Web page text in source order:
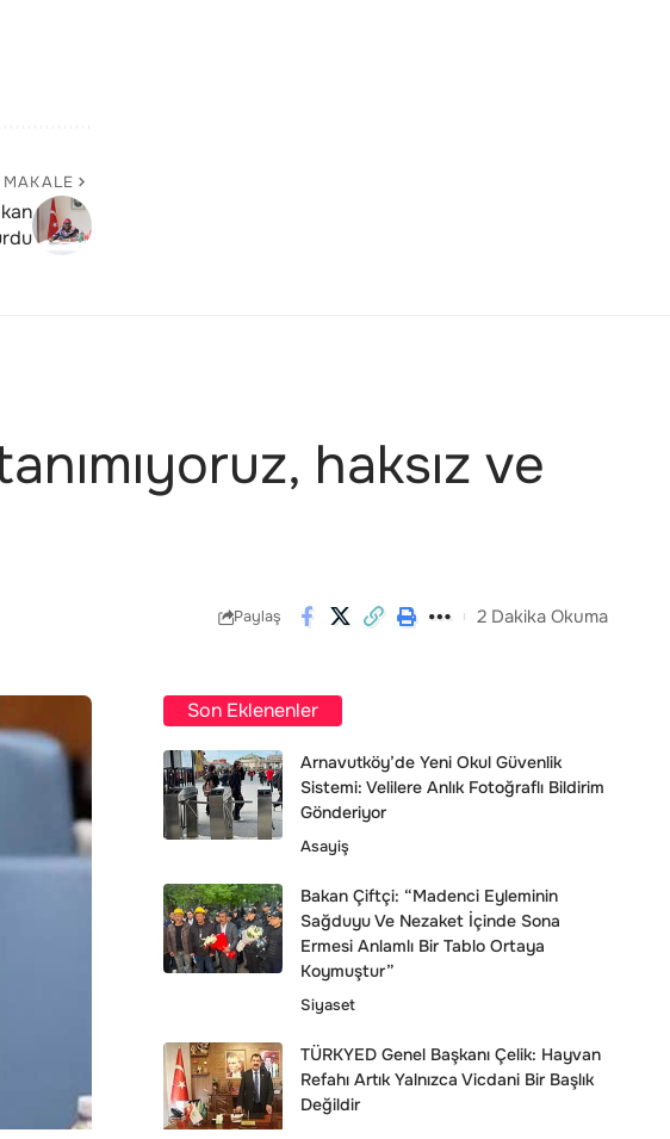
haksız ve
Paylaş 2 Dakika Okuma
Son Eklenenler
Arnavutköy’de Yeni Okul Güvenlik
Sistemi: Velilere Anlık Fotoğraflı Bildirim
Gönderiyor
Asayiş
Bakan Çiftçi: “Madenci Eyleminin
Sağduyu Ve Nezaket İçinde Sona
Ermesi Anlamlı Bir Tablo Ortaya
Koymuştur”
Siyaset
TÜRKYED Genel Başkanı Çelik: Hayvan
Refahı Artık Yalnızca Vicdani Bir Başlık
Değildir